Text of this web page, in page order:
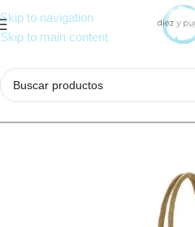
Skip to navigation
Skip to main content